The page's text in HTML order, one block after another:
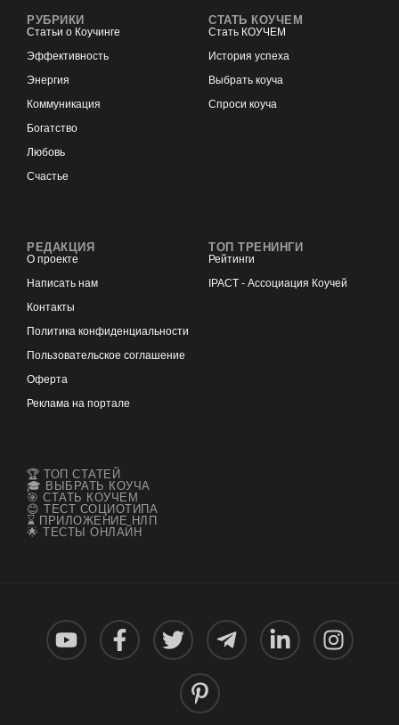
РУБРИКИ
Статьи о Коучинге
Эффективность
Энергия
Коммуникация
Богатство
Любовь
Счастье
СТАТЬ КОУЧЕМ
Стать КОУЧЕМ
История успеха
Выбрать коуча
Спроси коуча
РЕДАКЦИЯ
О проекте
Написать нам
Контакты
Политика конфиденциальности
Пользовательское соглашение
Оферта
Реклама на портале
ТОП ТРЕНИНГИ
Рейтинги
IPACT - Ассоциация Коучей
🏆 ТОП СТАТЕЙ
🎓 ВЫБРАТЬ КОУЧА
🎯 СТАТЬ КОУЧЕМ
😊 ТЕСТ СОЦИОТИПА
⌛ ПРИЛОЖЕНИЕ НЛП
🌟 ТЕСТЫ ОНЛАЙН